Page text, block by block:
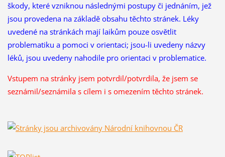
škody, které vzniknou následnými postupy či jednáním, jež
jsou provedena na základě obsahu těchto stránek. Léky
uvedené na stránkách mají laikům pouze osvětlit
problematiku a pomoci v orientaci; jsou-li uvedeny názvy
léků, jsou uvedeny nahodile pro orientaci v problematice.
Vstupem na stránky jsem potvrdil/potvrdila, že jsem se
seznámil/seznámila s cílem i s omezením těchto stránek.